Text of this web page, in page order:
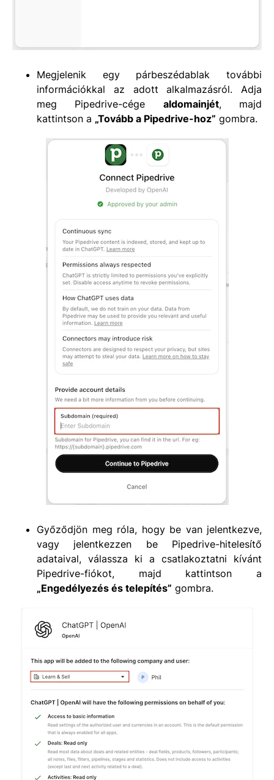
Megjelenik egy párbeszédablak további
információkkal az adott alkalmazásról. Adja
meg Pipedrive-cége aldomainjét, majd
kattintson a „Tovább a Pipedrive-hoz” gombra.
Győződjön meg róla, hogy be van jelentkezve,
vagy jelentkezzen be Pipedrive-hitelesítő
adataival, válassza ki a csatlakoztatni kívánt
Pipedrive-fiókot, majd kattintson a
„Engedélyezés és telepítés” gombra.